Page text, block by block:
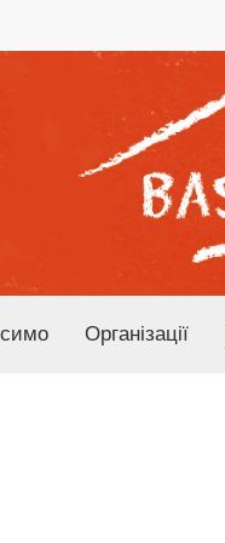
Організації